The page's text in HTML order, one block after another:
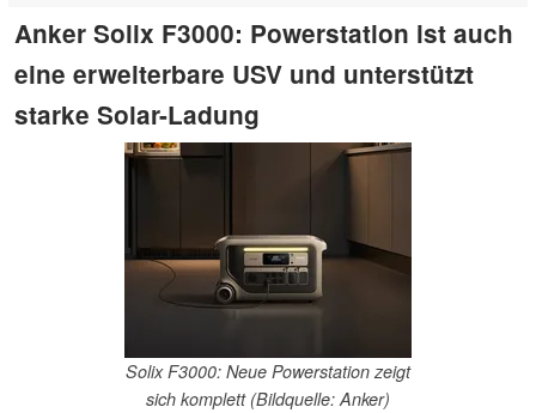
Anker Solix F3000: Powerstation ist auch
eine erweiterbare USV und unterstützt
starke Solar-Ladung
Solix F3000: Neue Powerstation zeigt
sich komplett (Bildquelle: Anker)